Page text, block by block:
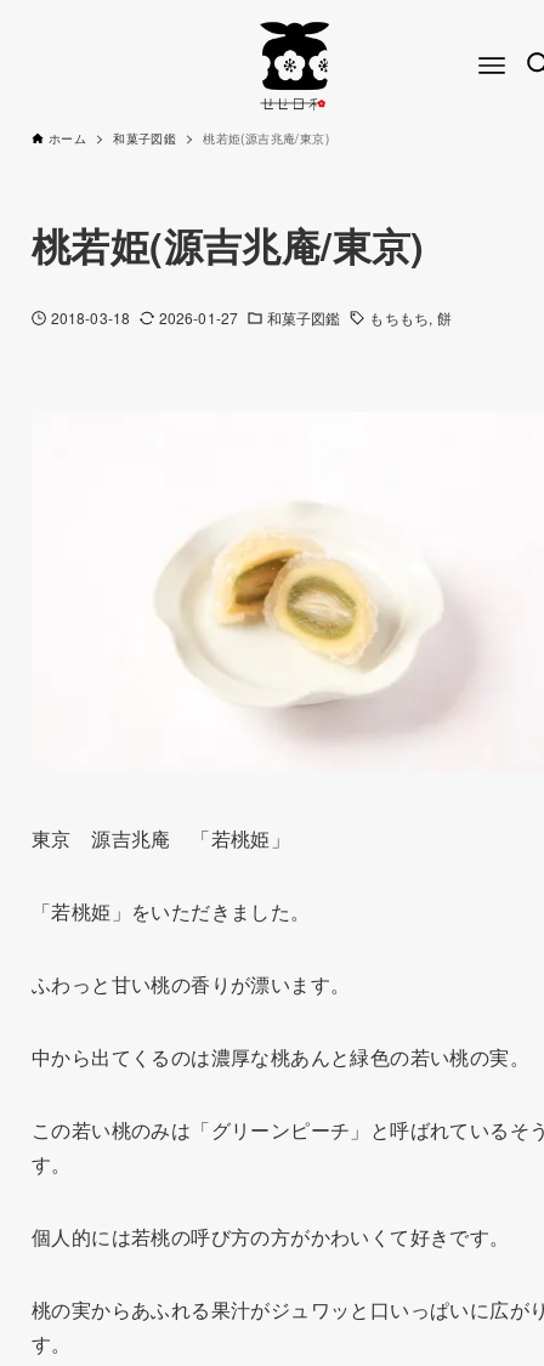
ホーム 和菓子図鑑 桃若姫(源吉兆庵/東京)
桃若姫(源吉兆庵/東京)
2018-03-18 2026-01-27 和菓子図鑑 もちもち 餅
東京 源吉兆庵 「若桃姫」
「若桃姫」をいただきました。
ふわっと甘い桃の香りが漂います。
中から出てくるのは濃厚な桃あんと緑色の若い桃の実。
この若い桃のみは「グリーンピーチ」と呼ばれているそ
す。
個人的には若桃の呼び方の方がかわいくて好きです。
桃の実からあふれる果汁がジュワッと口いっぱいに広が
す。